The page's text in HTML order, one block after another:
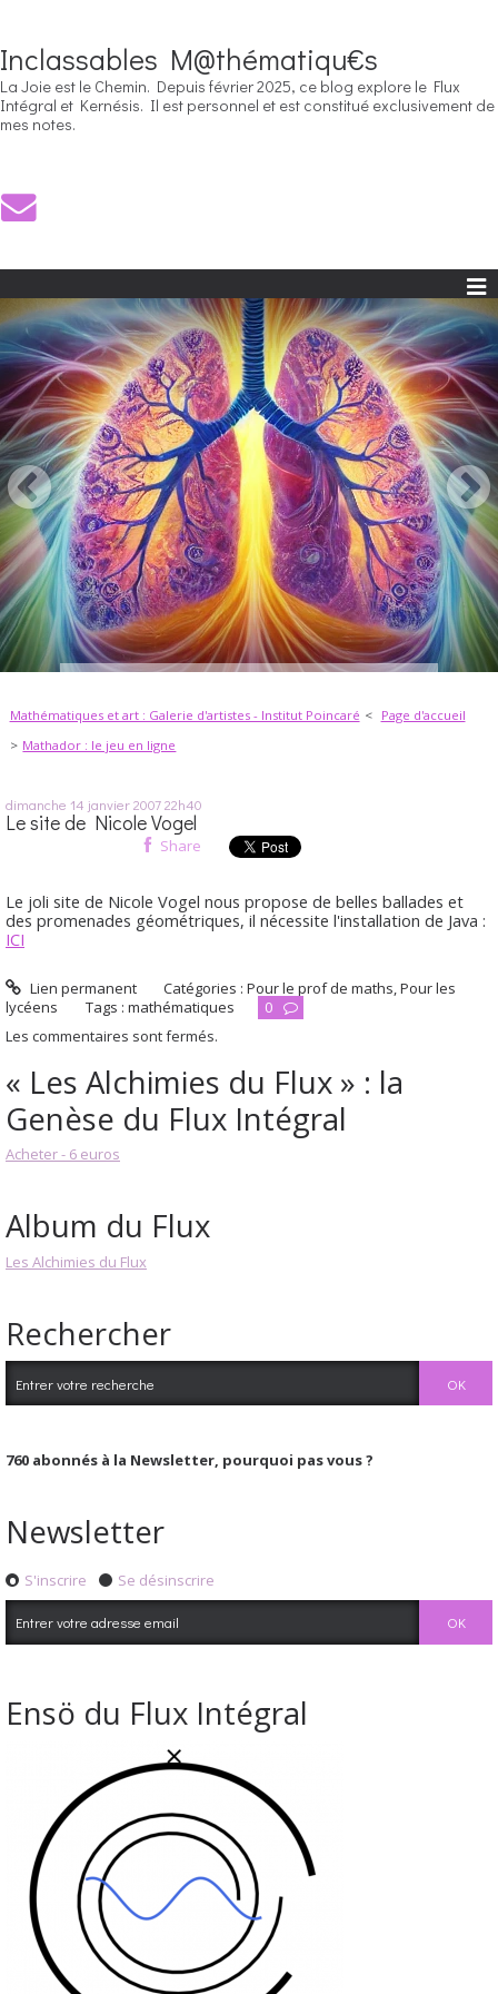
Inclassables M@thématiqu€s
La Joie est le Chemin. Depuis février 2025, ce blog explore le Flux
Intégral et Kernésis. Il est personnel et est constitué exclusivement de
mes notes.
Mathématiques et art : Galerie d'artistes - Institut Poincaré
Page d'accueil
Mathador : le jeu en ligne
dimanche 14 janvier 200722h40
Le site de Nicole Vogel
Share
Le joli site de Nicole Vogel nous propose de belles ballades et
des promenades géométriques, il nécessite l'installation de Java :
ICI
Lien permanent Catégories :Pour le prof de maths,Pour les
lycéens
Tags : mathématiques
0
Les commentaires sont fermés.
« Les Alchimies du Flux » : la
Genèse du Flux Intégral
Acheter - 6 euros
Album du Flux
Les Alchimies du Flux
Rechercher
760 abonnés à la Newsletter, pourquoi pas vous ?
Newsletter
S'inscrire Se désinscrire
Ensö du Flux Intégral